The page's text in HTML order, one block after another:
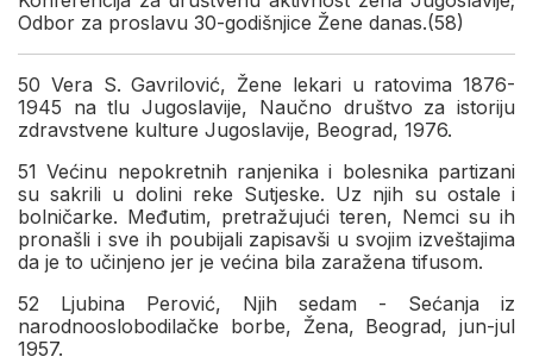
Odbor za proslavu 30-godišnjice Žene danas.(58)
50 Vera S. Gavrilović, Žene lekari u ratovima 1876-
1945 na tlu Jugoslavije, Naučno društvo za istoriju
zdravstvene kulture Jugoslavije, Beograd, 1976.
51 Većinu nepokretnih ranjenika i bolesnika partizani
su sakrili u dolini reke Sutjeske. Uz njih su ostale i
bolničarke. Međutim, pretražujući teren, Nemci su ih
pronašli i sve ih poubijali zapisavši u svojim izveštajima
da je to učinjeno jer je većina bila zaražena tifusom.
52 Ljubina Perović, Nјih sedam - Sećanja iz
narodnooslobodilačke borbe, Žena, Beograd, jun-jul
1957.